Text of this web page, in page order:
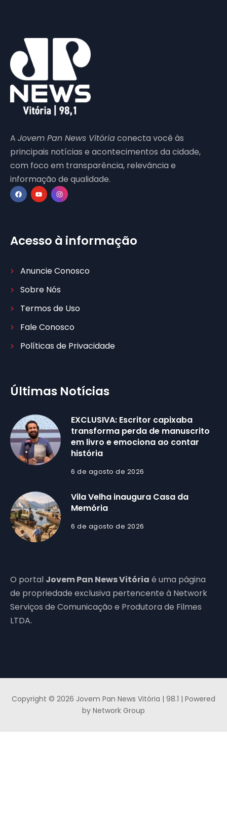
A Jovem Pan News Vitóriaconecta você às
principais notícias e acontecimentos da cidade,
com foco em transparência, relevância e
informação de qualidade.
Acesso à informação
Anuncie Conosco
Sobre Nós
Termos de Uso
Fale Conosco
Políticas de Privacidade
Últimas Notícias
EXCLUSIVA: Escritor capixaba
transforma perda de manuscrito
em livro e emociona ao contar
história
6 de agosto de 2026
Vila Velha inaugura Casa da
Memória
6 de agosto de 2026
O portal Jovem Pan News Vitória é uma página
de propriedade exclusiva pertencente à Network
Serviços de Comunicação e Produtora de Filmes
LTDA.
Copyright © 2026 Jovem Pan News Vitória | 98.1 | Powered
by Network Group